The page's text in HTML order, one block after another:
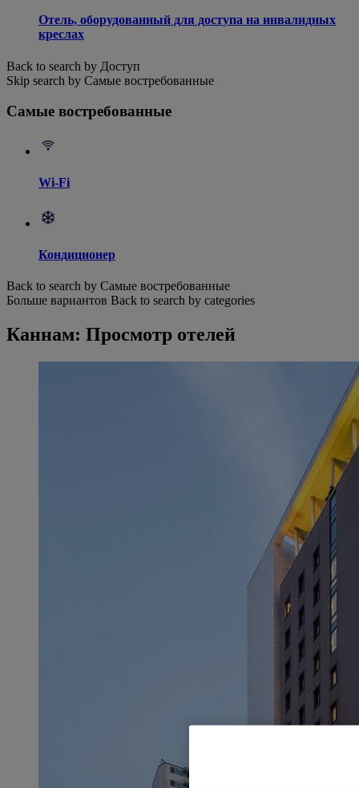
Отель, оборудованный для доступа на инвалидных
креслах
Back to search by Доступ
Skip search by Самые востребованные
Самые востребованные
Wi-Fi
Кондиционер
Back to search by Самые востребованные
Больше вариантов Back to search by categories
Каннам: Просмотр отелей